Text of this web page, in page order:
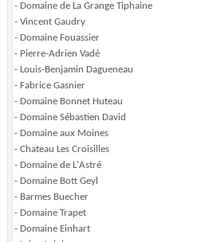
- Domaine de La Grange Tiphaine
- Vincent Gaudry
- Domaine Fouassier
- Pierre-Adrien Vadé
- Louis-Benjamin Dagueneau
- Fabrice Gasnier
- Domaine Bonnet Huteau
- Domaine Sébastien David
- Domaine aux Moines
- Chateau Les Croisilles
- Domaine de L'Astré
- Domaine Bott Geyl
- Barmes Buecher
- Domaine Trapet
- Domaine Einhart